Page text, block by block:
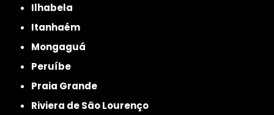
Ilhabela
Itanhaém
Mongaguá
Peruíbe
Praia Grande
Riviera de São Lourenço